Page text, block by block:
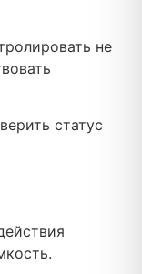
не
статус